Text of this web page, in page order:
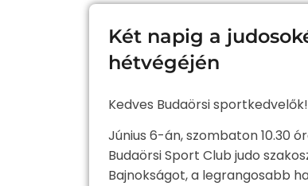
Két napig a
hétvégéjén
Kedves Budaörsi sportkedvelők!
Június 6-án, szombaton 10.30
Budaörsi Sport Club judo
Bajnokságot, a legrangosabb